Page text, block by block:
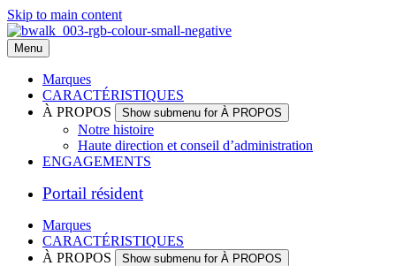
Skip to main content
Menu
Marques
CARACTÉRISTIQUES
À PROPOS
Show submenu for À PROPOS
Notre histoire
Haute direction et conseil d’administration
ENGAGEMENTS
Portail résident
Marques
CARACTÉRISTIQUES
À PROPOS
Show submenu for À PROPOS